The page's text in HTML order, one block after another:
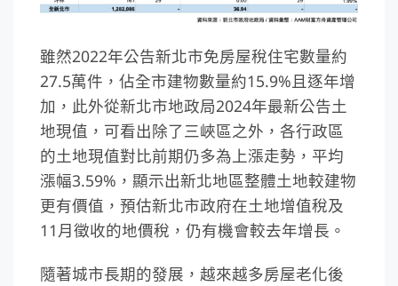
雖然2022年公告新北市免房屋稅住宅數量約
27.5萬件，佔全市建物數量約15.9%且逐年增
加，此外從新北市地政局2024年最新公告土
地現值，可看出除了三峽區之外，各行政區
的土地現值對比前期仍多為上漲走勢，平均
漲幅3.59%，顯示出新北地區整體土地較建物
更有價值，預估新北市政府在土地增值稅及
11月徵收的地價稅，仍有機會較去年增長。
隨著城市長期的發展，越來越多房屋老化後